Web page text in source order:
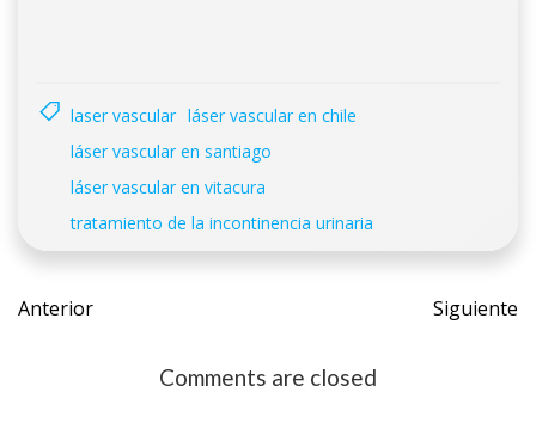
laser vascular láser vascular en chile
láser vascular en santiago
láser vascular en vitacura
tratamiento de la incontinencia urinaria
Post
Anterior
Post
Siguiente
Comments are closed